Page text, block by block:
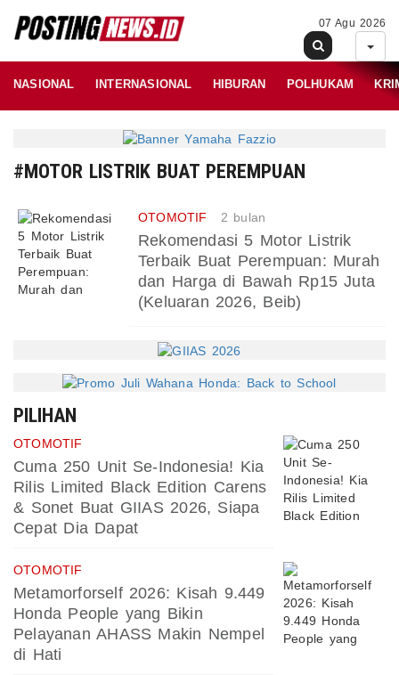
07 Agu 2026
NASIONAL INTERNASIONAL HIBURAN POLHUKAM
#MOTOR LISTRIK BUAT PEREMPUAN
OTOMOTIF 2 bulan
Rekomendasi 5 Motor Listrik
Terbaik Buat Perempuan: Murah
dan Harga di Bawah Rp15 Juta
(Keluaran 2026, Beib)
PILIHAN
OTOMOTIF
Cuma 250 Unit Se-Indonesia! Kia
Rilis Limited Black Edition Carens
& Sonet Buat GIIAS 2026, Siapa
Cepat Dia Dapat
OTOMOTIF
Metamorforself 2026: Kisah 9.449
Honda People yang Bikin
Pelayanan AHASS Makin Nempel
di Hati